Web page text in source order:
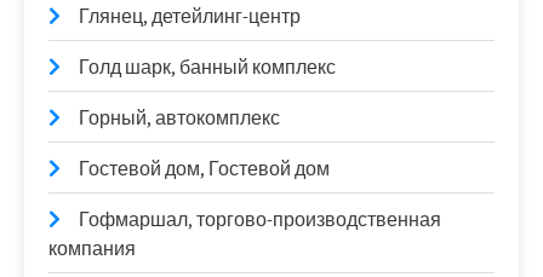
Глянец, детейлинг-центр
Голд шарк, банный комплекс
Горный, автокомплекс
Гостевой дом, Гостевой дом
Гофмаршал, торгово-производственная
компания